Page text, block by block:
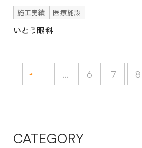
施工実績 医療施設
いとう眼科
... 6 7 8
CATEGORY